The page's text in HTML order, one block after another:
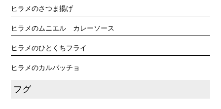
ヒラメのさつま揚げ
ヒラメのムニエル カレーソース
ヒラメのひとくちフライ
ヒラメのカルパッチョ
フグ